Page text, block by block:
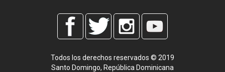
Todos los derechos reservados © 2019
Santo Domingo, República Dominicana